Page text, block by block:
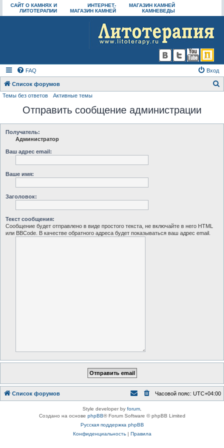
САЙТ О КАМНЯХ И
ЛИТОТЕРАПИИ
ИНТЕРНЕТ-
МАГАЗИН КАМНЕЙ
МАГАЗИН КАМНЕЙ
КАМНЕВЕДЫ
FAQ Вход
Список форумов
Темы без ответов Активные темы
Отправить сообщение администрации
Получатель:
Администратор
Ваш адрес email:
Ваше имя:
Заголовок:
Текст сообщения:
Сообщение будет отправлено в виде простого текста, не включайте в него HTML
или BBCode. В качестве обратного адреса будет показываться ваш адрес email.
Список форумов Часовой пояс: UTC+04:00
Style developer by forum
Создано на основе phpBB® Forum Software © phpBB Limited
Русская поддержка phpBB
Конфиденциальность| Правила